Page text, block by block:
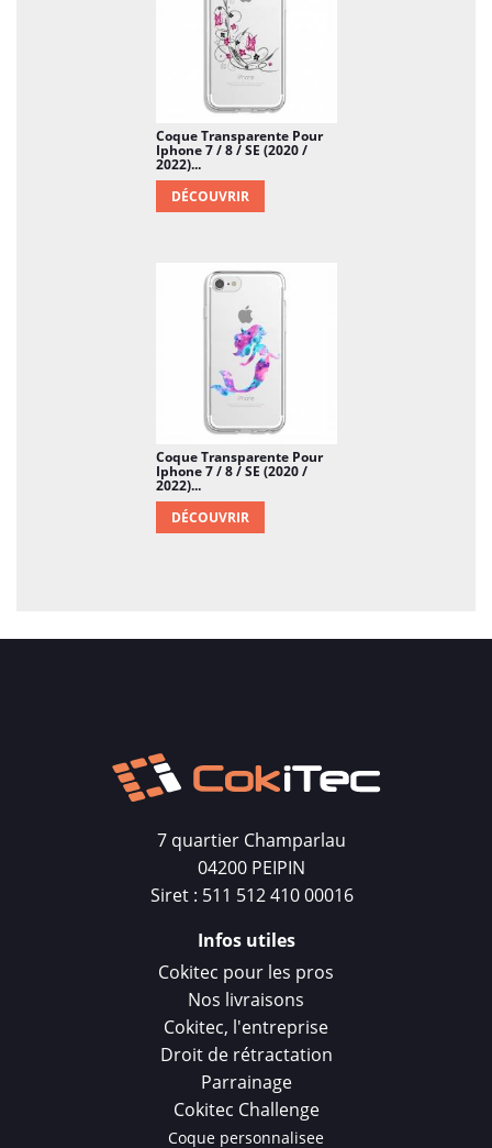
Coque Transparente Pour
Iphone 7 / 8 / SE (2020 /
2022)...
DÉCOUVRIR
Coque Transparente Pour
Iphone 7 / 8 / SE (2020 /
2022)...
DÉCOUVRIR
7 quartier Champarlau
04200 PEIPIN
Siret : 511 512 410 00016
Infos utiles
Cokitec pour les pros
Nos livraisons
Cokitec, l'entreprise
Droit de rétractation
Parrainage
Cokitec Challenge
Coque personnalisee